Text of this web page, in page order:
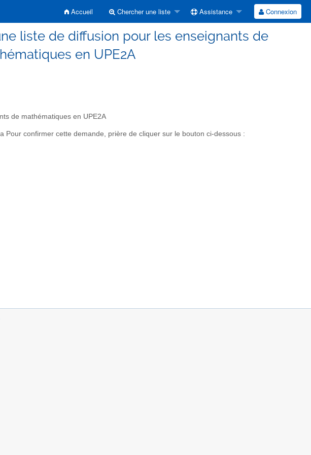
Accueil Chercher une liste Assistance Connexion
liste de diffusion pour les enseignants de
en UPE2A
de mathématiques en UPE2A
Pour confirmer cette demande, prière de cliquer sur le bouton ci-dessous :